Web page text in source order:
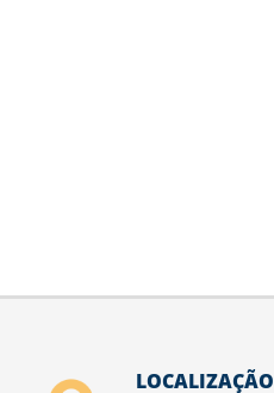
LOCALIZAÇÃO